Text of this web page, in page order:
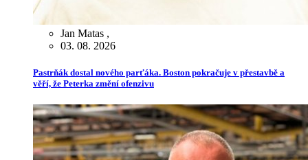
Jan Matas ,
03. 08. 2026
Pastrňák dostal nového parťáka. Boston pokračuje v přestavbě a
věří, že Peterka změní ofenzivu